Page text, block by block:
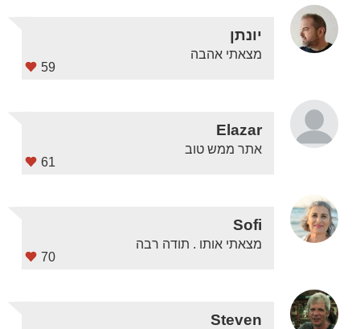
59
יונתן
מצאתי אהבה
61
Elazar
אתר ממש טוב
70
Sofi
מצאתי אותו . תודה רבה
Steven